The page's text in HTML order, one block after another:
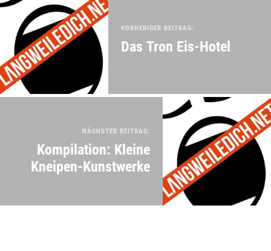
VORHERIGER BEITRAG:
Das Tron Eis-Hotel
NÄCHSTER BEITRAG:
Kompilation: Kleine
Kneipen-Kunstwerke